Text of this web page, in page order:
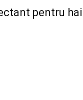
pentru